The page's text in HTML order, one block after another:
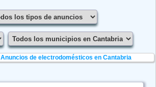
Anuncios de electrodomésticos en Cantabria